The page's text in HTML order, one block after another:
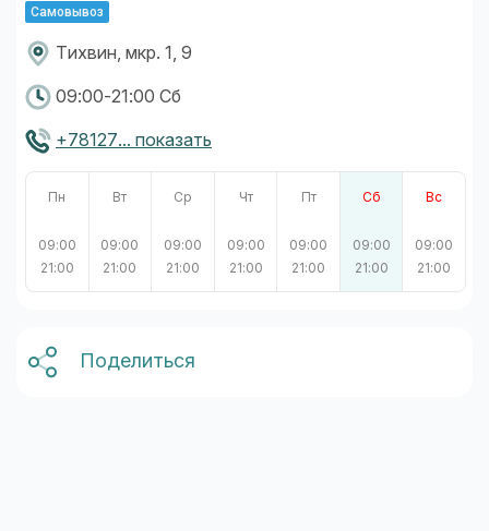
Самовывоз
Тихвин, мкр. 1, 9
09:00-21:00 Сб
+78127... показать
Пн
09:00
21:00
Вт
09:00
21:00
Ср
09:00
21:00
Чт
09:00
21:00
Пт
09:00
21:00
Сб
09:00
21:00
Вс
09:00
21:00
Поделиться